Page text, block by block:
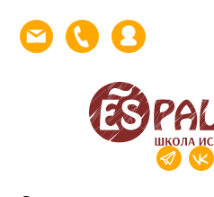
Напишите нам письмо
Позвоните намЛичный кабинет